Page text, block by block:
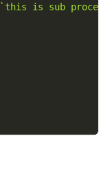
`this is sub